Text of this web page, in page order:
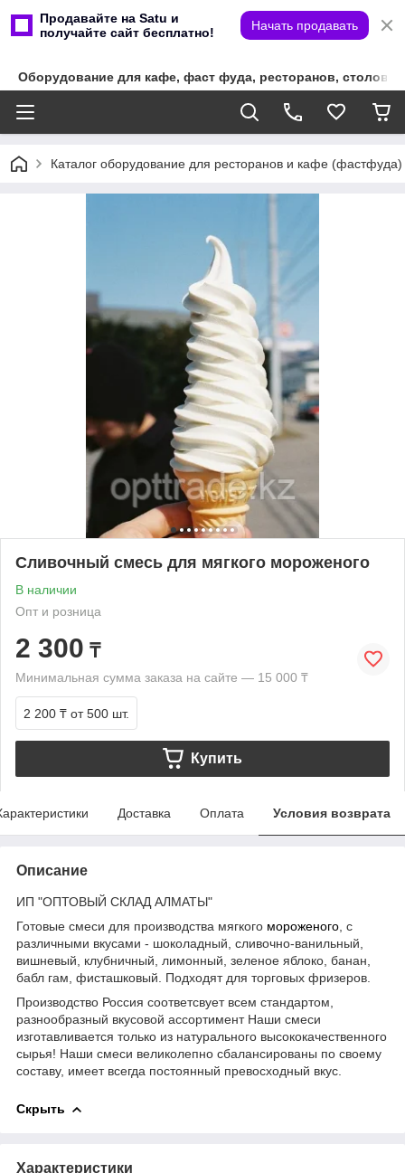
Продавайте на Satu и
получайте сайт бесплатно!
Начать продавать
Оборудование для кафе, фаст фуда, ресторанов,
Каталог оборудование для ресторанов и кафе (фастфуда)
Сливочный смесь для мягкого мороженого
В наличии
Опт и розница
2 300 ₸
Минимальная сумма заказа на сайте — 15 000 ₸
2 200 ₸ от 500 шт.
Купить
Доставка Оплата Условия возврата
Описание
ИП "ОПТОВЫЙ СКЛАД АЛМАТЫ"
Готовые смеси для производства мягкого мороженого , с
различными вкусами - шоколадный, сливочно-ванильный,
вишневый, клубничный, лимонный, зеленое яблоко, банан,
бабл гам, фисташковый. Подходят для торговых фризеров.
Производство Россия соответсвует всем стандартом,
разнообразный вкусовой ассортимент Наши смеси
изготавливается только из натурального высококачественного
сырья! Наши смеси великолепно сбалансированы по своему
составу, имеет всегда постоянный превосходный вкус.
Скрыть
Характеристики